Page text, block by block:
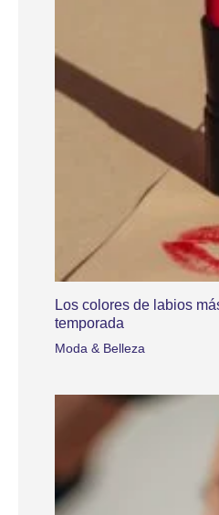
Los colores de labios
temporada
Moda & Belleza